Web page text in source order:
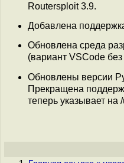
Routersploit 3.9.
Добавлена
Обновлена среда
(вариант VSCode
Обновлены версии
Прекращена
теперь указывает на